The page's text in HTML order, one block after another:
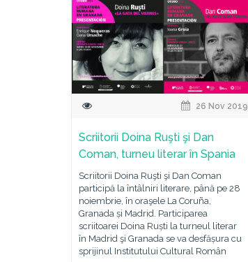
26 Nov 2019
Scriitorii Doina Ruşti şi Dan
Coman, turneu literar în Spania
Scriitorii Doina Ruşti şi Dan Coman
participă la întâlniri literare, până pe 28
noiembrie, în oraşele La Coruña,
Granada și Madrid. Participarea
scriitoarei Doina Ruști la turneul literar
în Madrid şi Granada se va desfășura cu
sprijinul Institutului Cultural Român